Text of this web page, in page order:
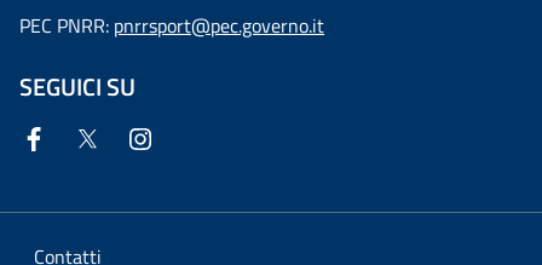
PEC PNRR: pnrrsport@pec.governo.it
SEGUICI SU
Contatti